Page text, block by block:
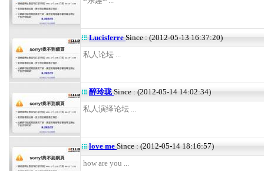
Lucisferre Since : (2012-05-13 16:37:20)
私人论坛 ...
醉玲珑 Since : (2012-05-14 14:02:34)
私人演绎论坛 ...
love me Since : (2012-05-14 18:16:57)
how are you ...